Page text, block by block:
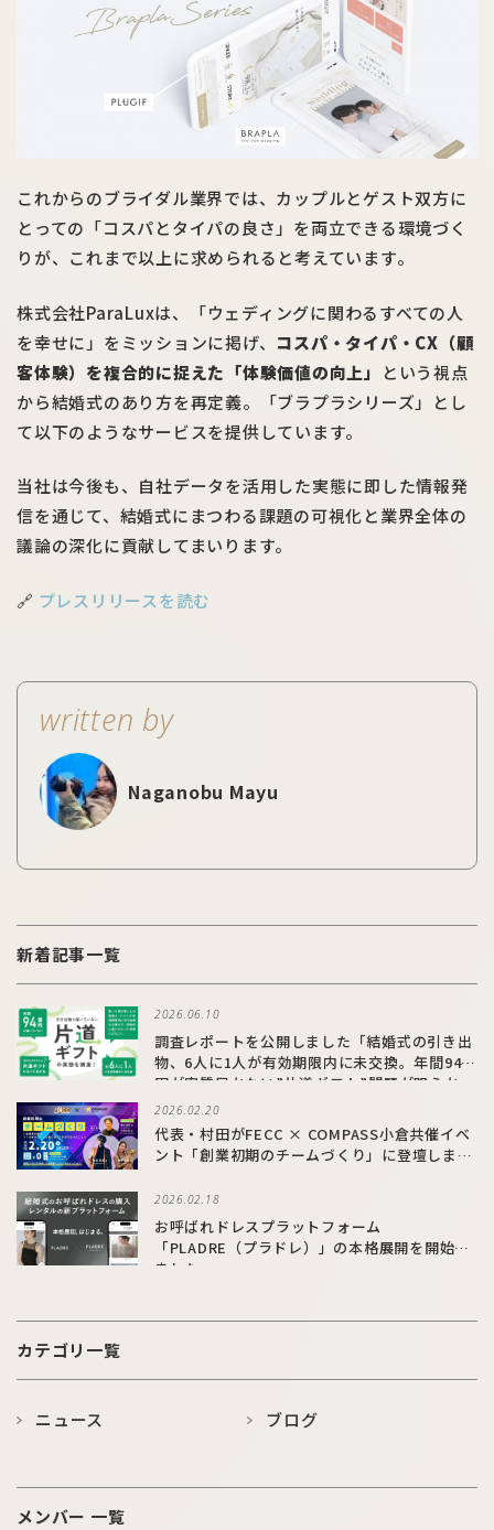
これからのブライダル業界では、カップルとゲスト双方に
とっての「コスパとタイパの良さ」を両立できる環境づく
りが、これまで以上に求められると考えています。
株式会社ParaLuxは、「ウェディングに関わるすべての人
を幸せに」をミッションに掲げ、 コスパ・タイパ・CX（顧
客体験）を複合的に捉えた「体験価値の向上」
という視点
から結婚式のあり方を再定義。「ブラプラシリーズ」とし
て以下のようなサービスを提供しています。
当社は今後も、自社データを活用した実態に即した情報発
信を通じて、結婚式にまつわる課題の可視化と業界全体の
議論の深化に貢献してまいります。
🔗 プレスリリースを読む
written by
Naganobu Mayu
新着記事一覧
2026.06.10
調査レポートを公開しました「結婚式の引き出
物、6人に1人が有効期限内に未交換。年間94億
円が実質届かない”片道ギフト”問題が明らか
に」
2026.02.20
代表・村田がFECC × COMPASS小倉共催イベ
ント「創業初期のチームづくり」に登壇しまし
2026.02.18
お呼ばれドレスプラットフォーム
「PLADRE（プラドレ）」の本格展開を開始し
ました
カテゴリ一覧
ニュース ブログ
メンバー 一覧